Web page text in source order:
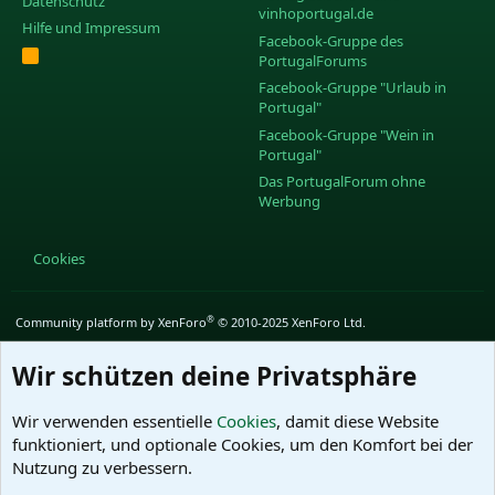
Hilfe und Impressum
R
S
vinhoportugal.de
Facebook-Gruppe des
PortugalForums
Facebook-Gruppe "Urlaub in
Portugal"
Facebook-Gruppe "Wein in
Portugal"
Das PortugalForum ohne
Werbung
Cookies
Community platform by XenForo® © 2010-2025 XenForo Ltd.
Wir schützen deine Privatsphäre
Wir verwenden essentielle Cookies, damit diese Website
funktioniert, und optionale Cookies, um den Komfort bei der
Nutzung zu verbessern.